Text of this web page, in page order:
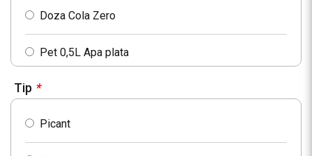
Doza Cola Zero
Pet 0,5L Apa plata
Pet 0,5L Apa minerala
Tip *
Picant